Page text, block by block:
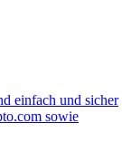
einfach und sicher
sowie